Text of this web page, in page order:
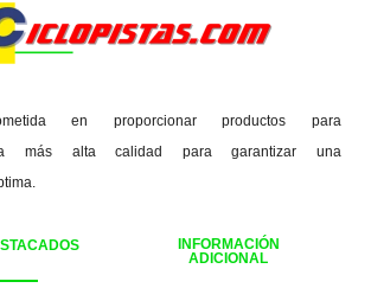
en proporcionar productos para
más alta calidad para garantizar una
INFORMACIÓN
ADICIONAL